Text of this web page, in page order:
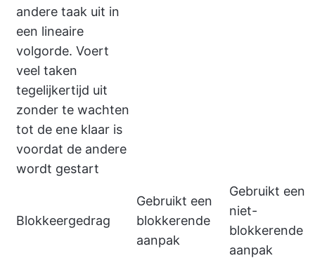
andere taak uit in
een lineaire
volgorde. Voert
veel taken
tegelijkertijd uit
zonder te wachten
tot de ene klaar is
voordat de andere
wordt gestart
Blokkeergedrag
Gebruikt een
blokkerende
aanpak
Gebruikt een
niet-
blokkerende
aanpak